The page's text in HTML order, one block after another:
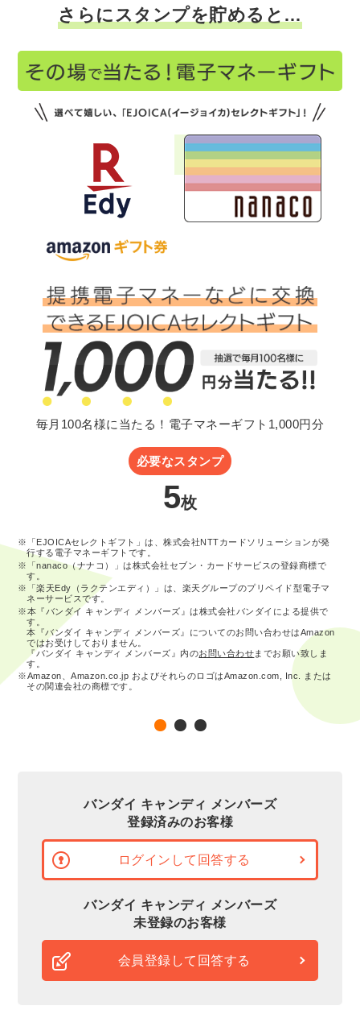
さらにスタンプを貯めると…
毎月100名様に当たる！電子マネーギフト1,000円分
必要なスタンプ
5枚
※「EJOICAセレクトギフト」は、株式会社NTTカードソリューションが発
行する電子マネーギフトです。
※「nanaco（ナナコ）」は株式会社セブン・カードサービスの登録商標で
す。
※「楽天Edy（ラクテンエディ）」は、楽天グループのプリペイド型電子マ
ネーサービスです。
※本『バンダイ キャンディ メンバーズ』は株式会社バンダイによる提供で
す。
本『バンダイ キャンディ メンバーズ』についてのお問い合わせはAmazon
ではお受けしておりません。
『バンダイ キャンディ メンバーズ』内のお問い合わせまでお願い致しま
す。
※Amazon、Amazon.co.jp およびそれらのロゴはAmazon.com, Inc. または
その関連会社の商標です。
バンダイ キャンディ メンバーズ
登録済みのお客様
ログインして回答する
バンダイ キャンディ メンバーズ
未登録のお客様
会員登録して回答する